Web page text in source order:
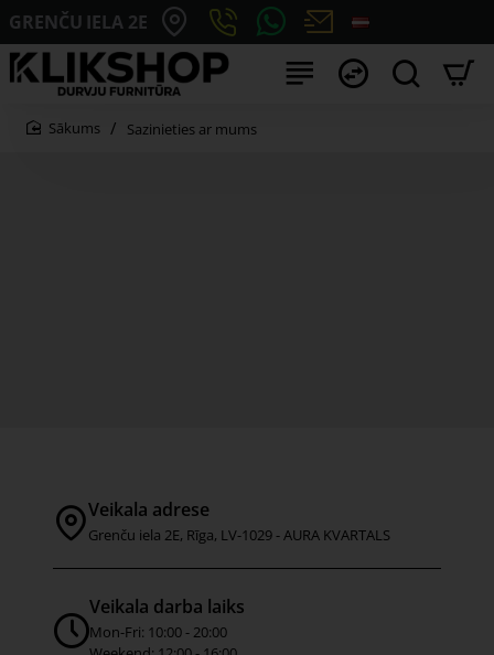
GRENČU IELA 2E
Sazinieties ar mums
Veikala adrese
Grenču iela 2E, Rīga, LV-1029 - AURA KVARTALS
Veikala darba laiks
Mon-Fri: 10:00 - 20:00